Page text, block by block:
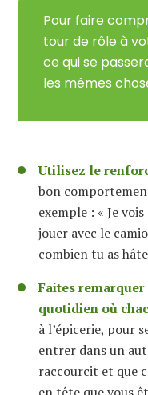
Pour faire
tour de rôle à
ce qui se
les mêmes
Utilisez le
bon
exemple : « Je
jouer avec le
combien tu as
Faites
quotidien où
à l’épicerie, pour
entrer dans un
raccourcit et que